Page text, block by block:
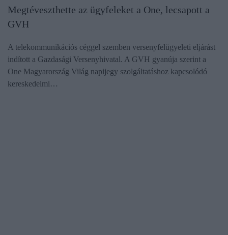
Megtéveszthette az ügyfeleket a One, lecsapott a
GVH
A telekommunikációs céggel szemben versenyfelügyeleti eljárást
indított a Gazdasági Versenyhivatal. A GVH gyanúja szerint a
One Magyarország Világ napijegy szolgáltatáshoz kapcsolódó
kereskedelmi…